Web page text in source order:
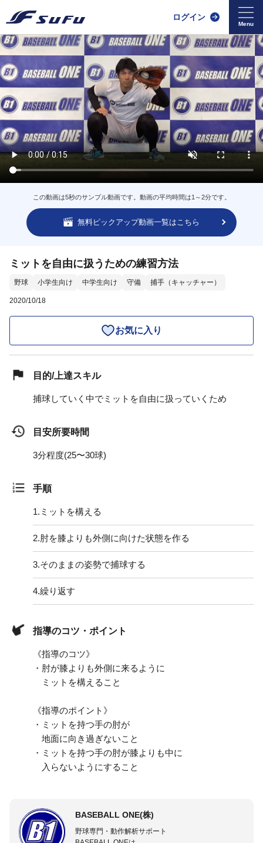
ログイン
この動画は5秒のサンプル動画です。動画の平均時間は1～2分です。
無料ピックアップ動画一覧はこちら
ミットを自由に扱うための練習方法
野球 小学生向け 中学生向け 守備 捕手（キャッチャー）
2020/10/18
お気に入り
目的/上達スキル
捕球していく中でミットを自由に扱っていくため
目安所要時間
3分程度(25〜30球)
手順
1. ミットを構える
2.肘を膝よりも外側に向けた状態を作る
3.そのままの姿勢で捕球する
4.繰り返す
指導のコツ・ポイント
《指導のコツ》
・肘が膝よりも外側に来るように
ミットを構えること
《指導のポイント》
・ミットを持つ手の肘が
地面に向き過ぎないこと
・ミットを持つ手の肘が膝よりも中に
入らないようにすること
BASEBALL ONE(株)
野球専門・動作解析サポート